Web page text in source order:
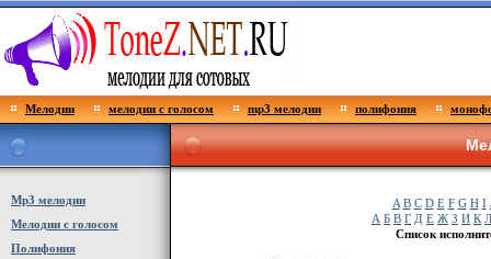
Мелодии мелодии с голосом mp3 мелодии полифония
Мp3 мелодии
Мелодии с голосом
Полифония
A B C D E F G H I
А Б В Г Д Е Ж З И К Л
Список